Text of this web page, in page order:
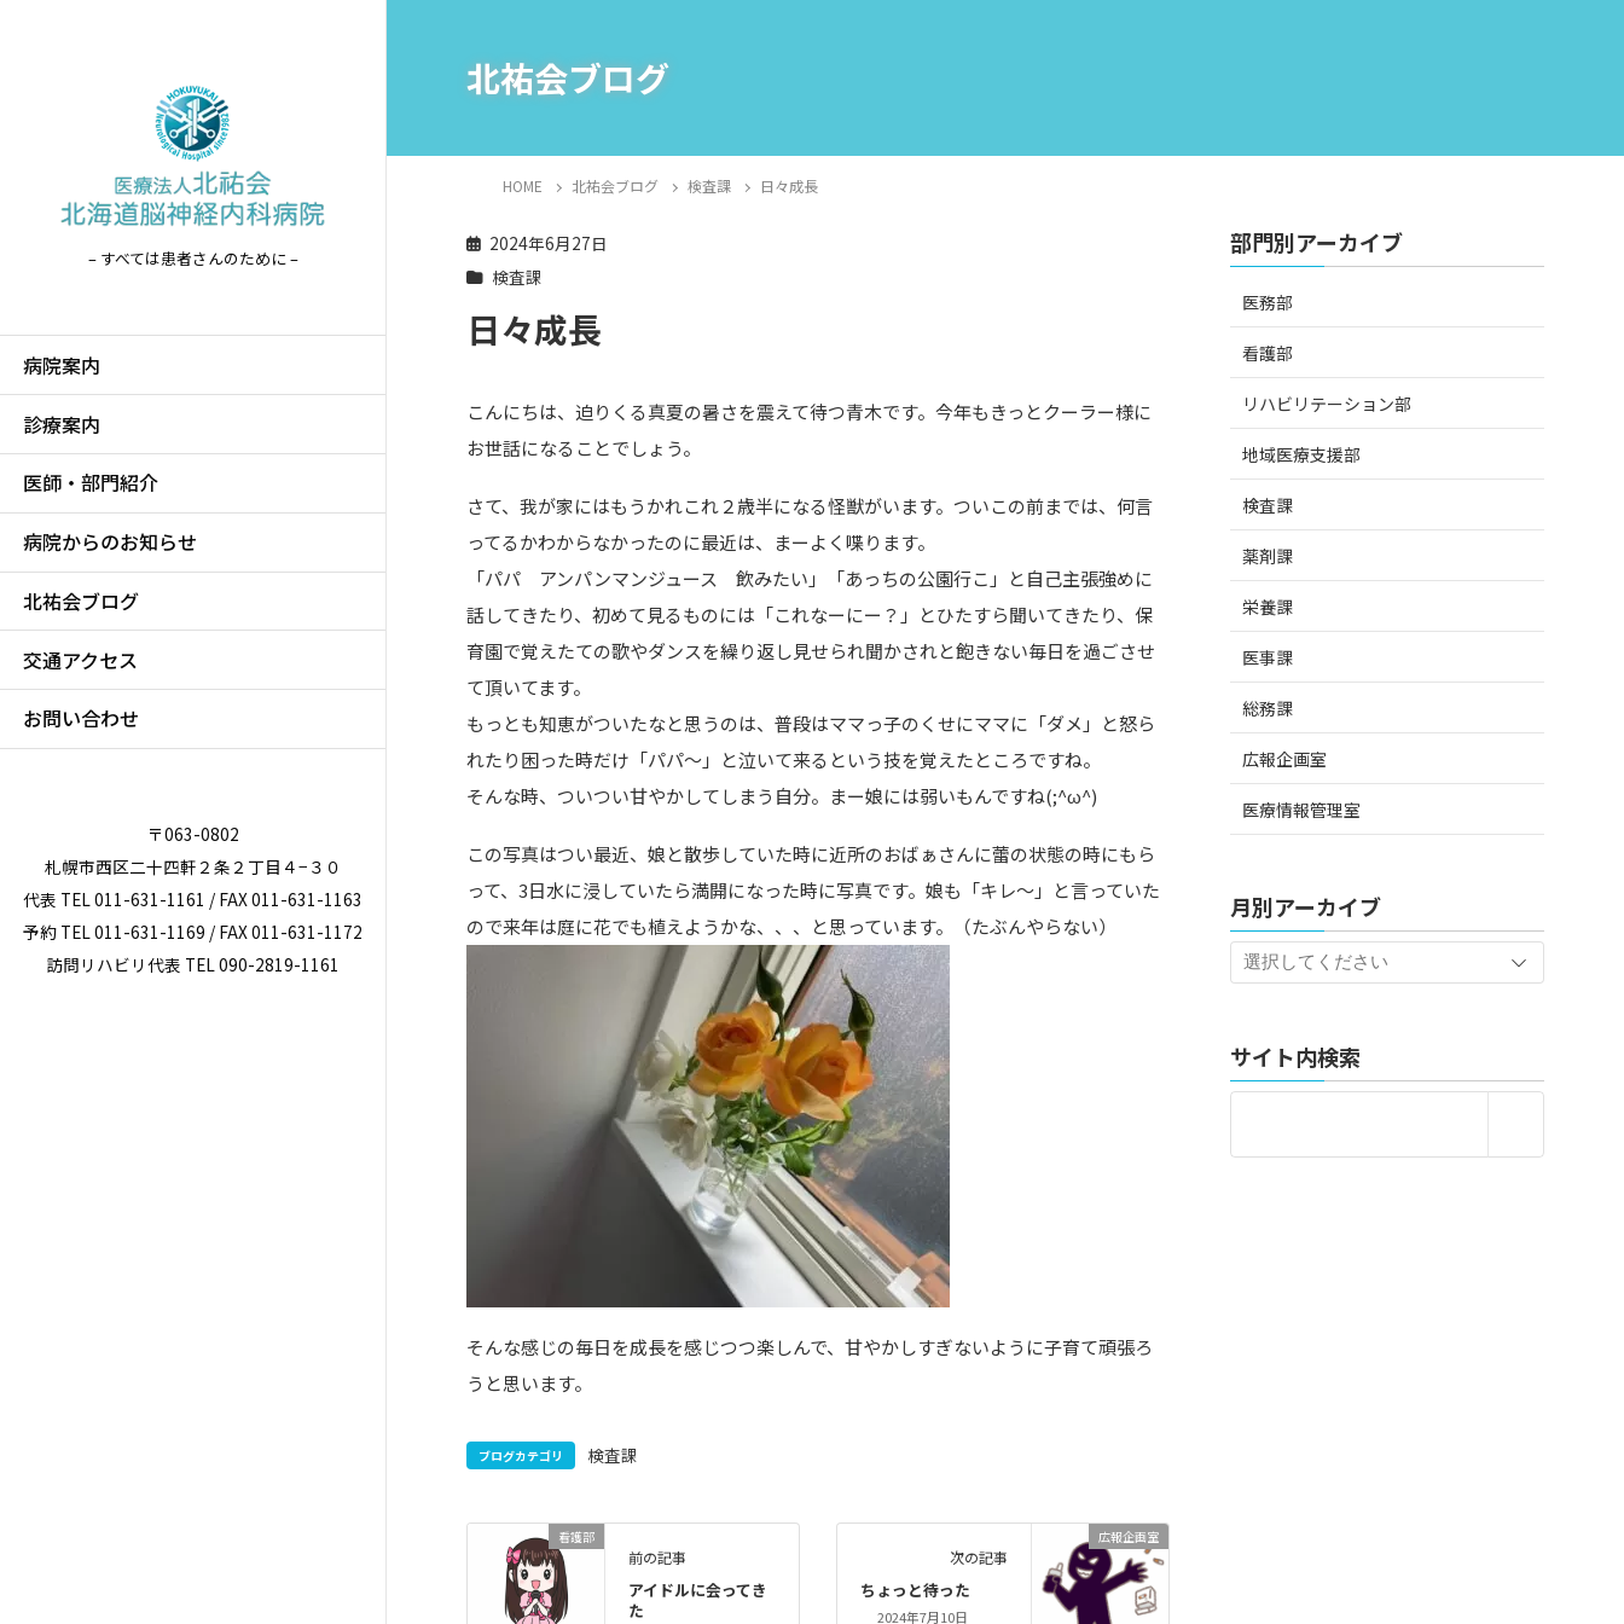
– すべては患者さんのために –
病院案内
診療案内
医師・部門紹介
病院からのお知らせ
北祐会ブログ
交通アクセス
お問い合わせ
〒063-0802
札幌市西区二十四軒２条２丁目４−３０
代表 TEL 011-631-1161 / FAX 011-631-1163
予約 TEL 011-631-1169 / FAX 011-631-1172
訪問リハビリ代表 TEL 090-2819-1161
北祐会ブログ
HOME 北祐会ブログ 検査課 日々成長
2024年6月27日
検査課
日々成長
こんにちは、迫りくる真夏の暑さを震えて待つ青木です。今年もきっとクーラー様に
お世話になることでしょう。
さて、我が家にはもうかれこれ２歳半になる怪獣がいます。ついこの前までは、何言
ってるかわからなかったのに最近は、まーよく喋ります。
「パパ アンパンマンジュース 飲みたい」「あっちの公園行こ」と自己主張強めに
話してきたり、初めて見るものには「これなーにー？」とひたすら聞いてきたり、保
育園で覚えたての歌やダンスを繰り返し見せられ聞かされと飽きない毎日を過ごさせ
て頂いてます。
もっとも知恵がついたなと思うのは、普段はママっ子のくせにママに「ダメ」と怒ら
れたり困った時だけ「パパ～」と泣いて来るという技を覚えたところですね。
そんな時、ついつい甘やかしてしまう自分。まー娘には弱いもんですね(;^ω^)
この写真はつい最近、娘と散歩していた時に近所のおばぁさんに蕾の状態の時にもら
って、3日水に浸していたら満開になった時に写真です。娘も「キレ～」と言っていた
ので来年は庭に花でも植えようかな、、、と思っています。（たぶんやらない）
そんな感じの毎日を成長を感じつつ楽しんで、甘やかしすぎないように子育て頑張ろ
うと思います。
ブログカテゴリ 検査課
看護部
前の記事
アイドルに会ってき
た
広報企画室
次の記事
ちょっと待った
2024年7月10日
部門別アーカイブ
医務部
看護部
リハビリテーション部
地域医療支援部
検査課
薬剤課
栄養課
医事課
総務課
広報企画室
医療情報管理室
月別アーカイブ
サイト内検索